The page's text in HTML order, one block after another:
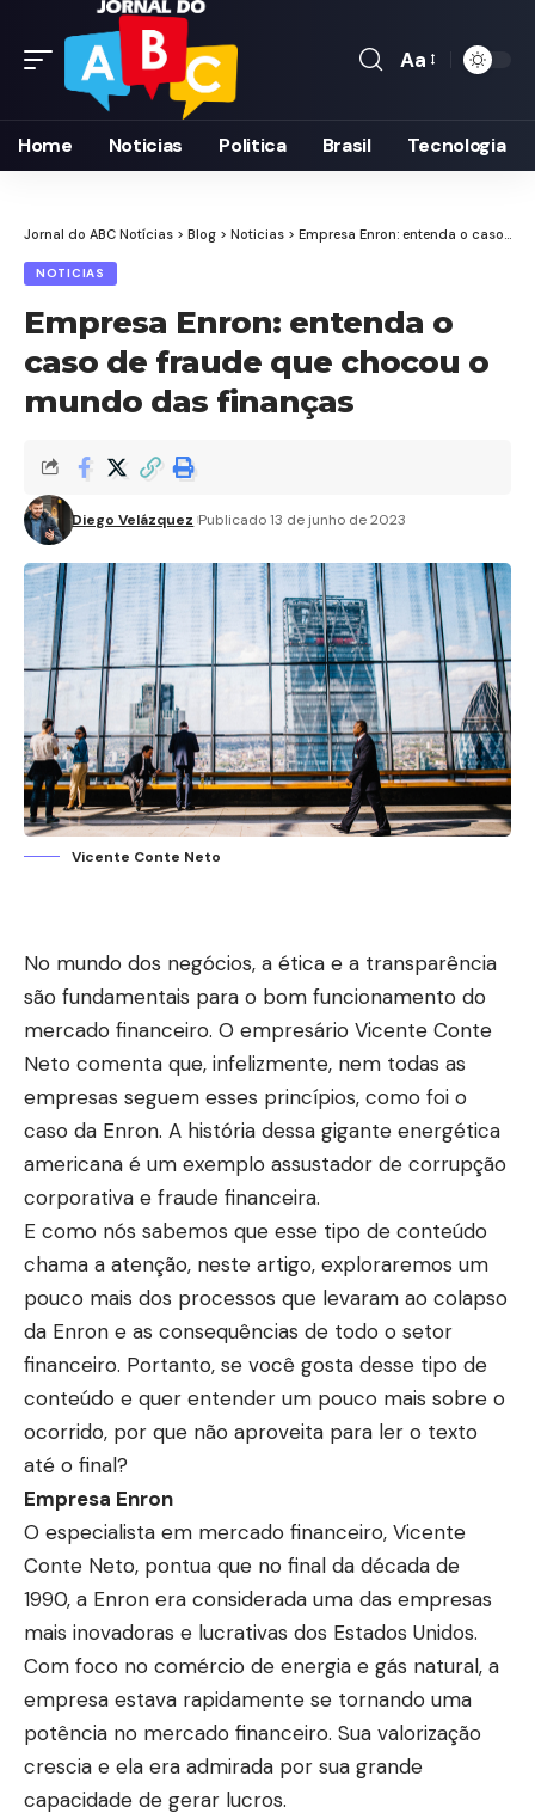
Font
Aa
Home Noticias Politica Brasil Tecnologia
Jornal do ABC Notícias > Blog > Noticias > Empresa Enron: entenda o caso de fraude que chocou o mundo das finanças
NOTICIAS
Empresa Enron: entenda o
caso de fraude que chocou o
mundo das finanças
Diego Velázquez Publicado 13 de junho de 2023
Vicente Conte Neto
No mundo dos negócios, a ética e a transparência
são fundamentais para o bom funcionamento do
mercado financeiro. O empresário Vicente Conte
Neto comenta que, infelizmente, nem todas as
empresas seguem esses princípios, como foi o
caso da Enron. A história dessa gigante energética
americana é um exemplo assustador de corrupção
corporativa e fraude financeira.
E como nós sabemos que esse tipo de conteúdo
chama a atenção, neste artigo, exploraremos um
pouco mais dos processos que levaram ao colapso
da Enron e as consequências de todo o setor
financeiro. Portanto, se você gosta desse tipo de
conteúdo e quer entender um pouco mais sobre o
ocorrido, por que não aproveita para ler o texto
até o final?
Empresa Enron
O especialista em mercado financeiro, Vicente
Conte Neto, pontua que no final da década de
1990, a Enron era considerada uma das empresas
mais inovadoras e lucrativas dos Estados Unidos.
Com foco no comércio de energia e gás natural, a
empresa estava rapidamente se tornando uma
potência no mercado financeiro. Sua valorização
crescia e ela era admirada por sua grande
capacidade de gerar lucros.